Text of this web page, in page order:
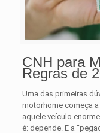
CNH para
Regras de
Uma das primeiras
motorhome começa a
aquele veículo
é: depende. E a